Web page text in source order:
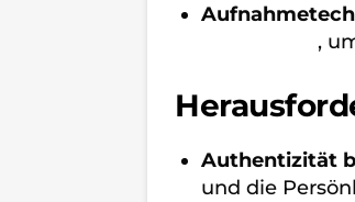
,
Authentizität
und die